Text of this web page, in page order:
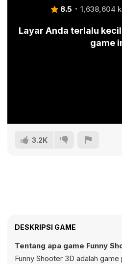
8.5 1,638,604
Layar Anda terlalu
game
3.2K
DESKRIPSI GAME
Tentang apa game Funny
Funny Shooter 3D adalah